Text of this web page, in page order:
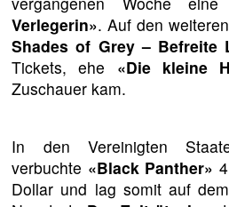
Verlegerin». Auf den
Shades of Grey – Befreite
Tickets, ehe «Die kleine
Zuschauer kam.
In den Vereinigten
verbuchte «Black Panther»
Dollar und lag somit auf